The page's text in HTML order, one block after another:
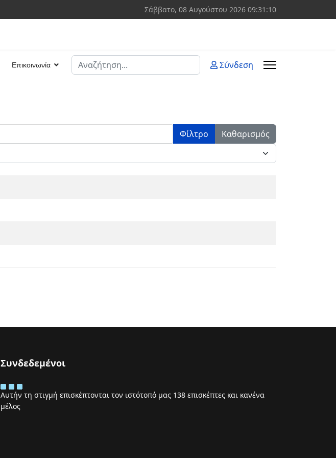
Σάββατο, 08 Αυγούστου 2026 09:31:10
Επικοινωνία
Αναζήτηση
Σύνδεση
Φίλτρο
Καθαρισμός
Συνδεδεμένοι
Αυτήν τη στιγμή επισκέπτονται τον ιστότοπό μας 138 επισκέπτες και κανένα
μέλος